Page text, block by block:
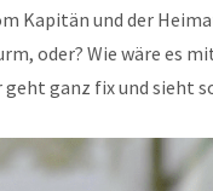
Kapitän und der
oder? Wie wäre es
ganz fix und sieht